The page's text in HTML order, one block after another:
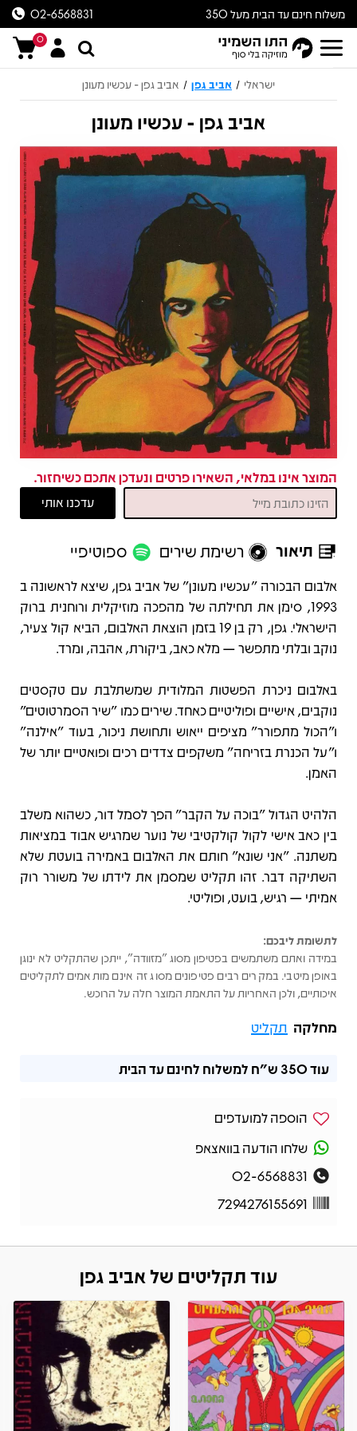
משלוח חינם עד הבית מעל 350
ש״ח
02-6568831
0
ישראלי / אביב גפן / אביב גפן - עכשיו מעונן
אביב גפן - עכשיו מעונן
המוצר אינו במלאי, השאירו פרטים ונעדכן אתכם כשיחזור.
תיאור רשימת שירים ספוטיפיי
תיאור
אלבום הבכורה "עכשיו מעונן" של אביב גפן, שיצא לראשונה ב
1993, סימן את תחילתה של מהפכה מוזיקלית ורוחנית ברוק
הישראלי. גפן, רק בן 19 בזמן הוצאת האלבום, הביא קול צעיר,
נוקב ובלתי מתפשר — מלא כאב, ביקורת, אהבה, ומרד.
באלבום ניכרת הפשטות המלודית שמשתלבת עם טקסטים
נוקבים, אישיים ופוליטיים כאחד. שירים כמו "שיר הסמרטוטים"
ו"הכול מתפורר" מציפים ייאוש ותחושת ניכור, בעוד "אילנה"
ו"על הכנרת בזריחה" משקפים צדדים רכים ופואטיים יותר של
האמן.
הלהיט הגדול "בוכה על הקבר" הפך לסמל דור, כשהוא משלב
בין כאב אישי לקול קולקטיבי של נוער שמרגיש אבוד במציאות
משתנה. "אני שונא" חותם את האלבום באמירה בועטת שלא
השתיקה דבר. זהו תקליט שמסמן את לידתו של משורר רוק
אמיתי — רגיש, בועט, ופוליטי.
לתשומת ליבכם:
במידה ואתם משתמשים בפטיפון מסוג "מזוודה", ייתכן שהתקליט לא ינוגן
באופן מיטבי. במקרים רבים פטיפונים מסוג זה אינם מותאמים לתקליטים
איכותיים, ולכן האחריות על התאמת המוצר חלה על הרוכש.
מחלקה תקליט
עוד350 ש"ח למשלוח לחינם עד הבית
הוספה למועדפים
שלחו הודעה בוואצאפ
02-6568831
7294276155691
עוד תקליטים של אביב גפן